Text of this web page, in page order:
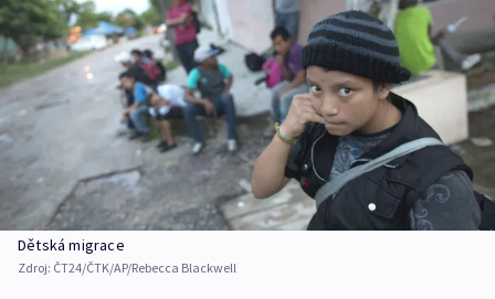
Dětská migrace
Zdroj: ČT24/ČTK/AP/Rebecca Blackwell